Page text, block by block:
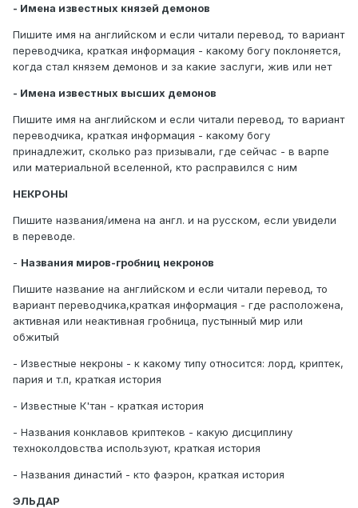
- Имена известных князей демонов
Пишите имя на английском и если читали перевод, то вариант
переводчика, краткая информация - какому богу поклоняется,
когда стал князем демонов и за какие заслуги, жив или нет
- Имена известных высших демонов
Пишите имя на английском и если читали перевод, то вариант
переводчика, краткая информация - какому богу
принадлежит, сколько раз призывали, где сейчас - в варпе
или материальной вселенной, кто расправился с ним
НЕКРОНЫ
Пишите названия/имена на англ. и на русском, если увидели
в переводе.
- Названия миров-гробниц некронов
Пишите название на английском и если читали перевод, то
вариант переводчика,краткая информация - где расположена,
активная или неактивная гробница, пустынный мир или
обжитый
- Известные некроны - к какому типу относится: лорд, криптек,
пария и т.п, краткая история
- Известные К'тан - краткая история
- Названия конклавов криптеков - какую дисциплину
техноколдовства используют, краткая история
- Названия династий - кто фаэрон, краткая история
ЭЛЬДАР